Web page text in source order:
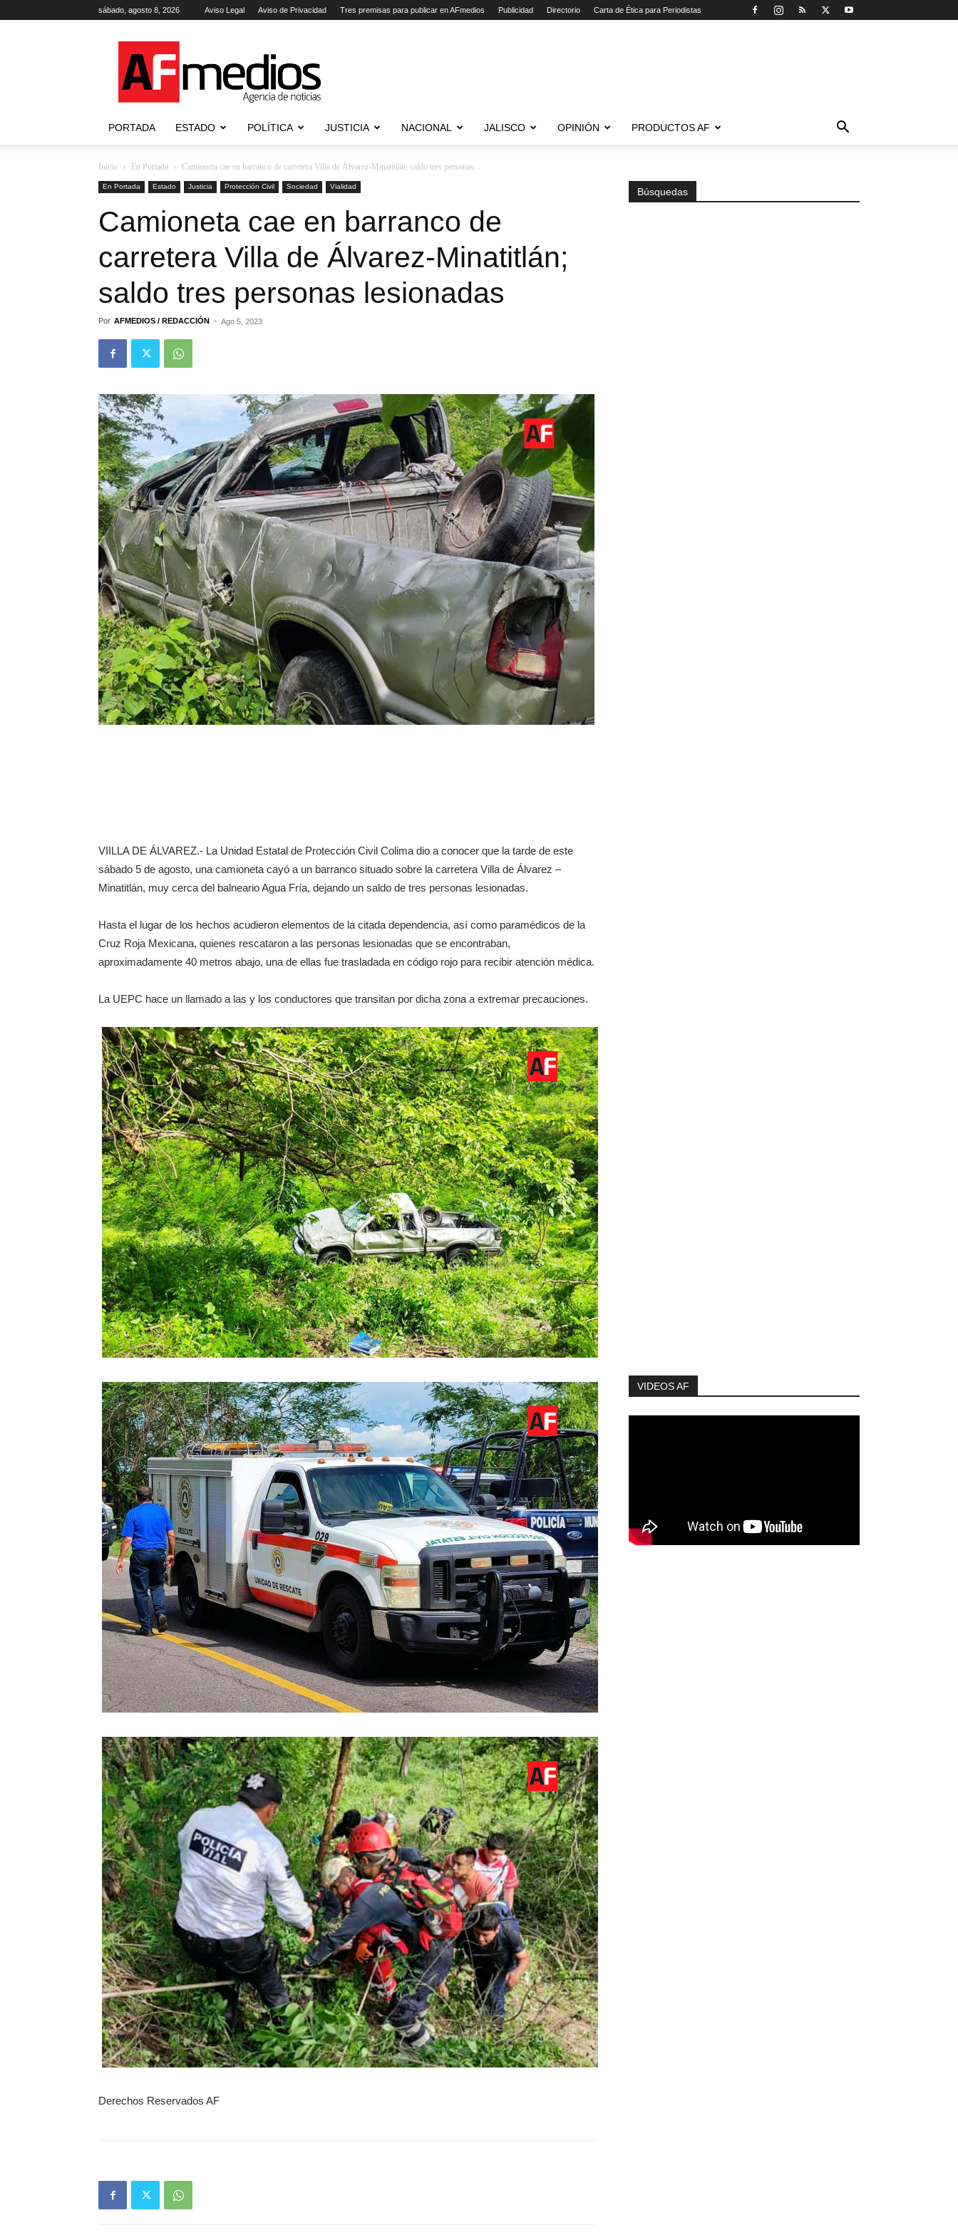
sábado, agosto 8, 2026 Aviso Legal Aviso de Privacidad Tres premisas para publicar en AFmedios Publicidad Directorio Carta de Ética para Periodistas
Agencia
de
Noticias
PORTADA ESTADO POLÍTICA JUSTICIA NACIONAL JALISCO OPINIÓN PRODUCTOS AF
Inicio En Portada Camioneta cae en barranco de carretera Villa de Álvarez-Minatitlán; saldo tres personas...
En Portada Estado Justicia Protección Civil Sociedad Vialidad
Camioneta cae en barranco de
carretera Villa de Álvarez-Minatitlán;
saldo tres personas lesionadas
Por AFMEDIOS / REDACCIÓN - Ago 5, 2023
VIILLA DE ÁLVAREZ.- La Unidad Estatal de Protección Civil Colima dio a conocer que la tarde de este
sábado 5 de agosto, una camioneta cayó a un barranco situado sobre la carretera Villa de Álvarez –
Minatitlán, muy cerca del balneario Agua Fría, dejando un saldo de tres personas lesionadas.
Hasta el lugar de los hechos acudieron elementos de la citada dependencia, así como paramédicos de la
Cruz Roja Mexicana, quienes rescataron a las personas lesionadas que se encontraban,
aproximadamente 40 metros abajo, una de ellas fue trasladada en código rojo para recibir atención médica.
La UEPC hace un llamado a las y los conductores que transitan por dicha zona a extremar precauciones.
Derechos Reservados AF
Búsquedas
VIDEOS AF